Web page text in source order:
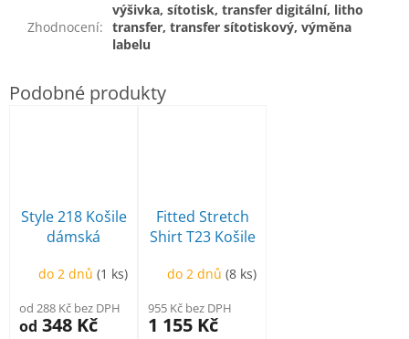
Zhodnocení:
výšivka, sítotisk, transfer digitální, litho
transfer, transfer sítotiskový, výměna
labelu
Style 218 Košile
dámská
do 2 dnů(1 ks)
od 288 Kč bez DPH
od 348 Kč
Fitted Stretch
Shirt T23 Košile
do 2 dnů(8 ks)
955 Kč bez DPH
1 155 Kč